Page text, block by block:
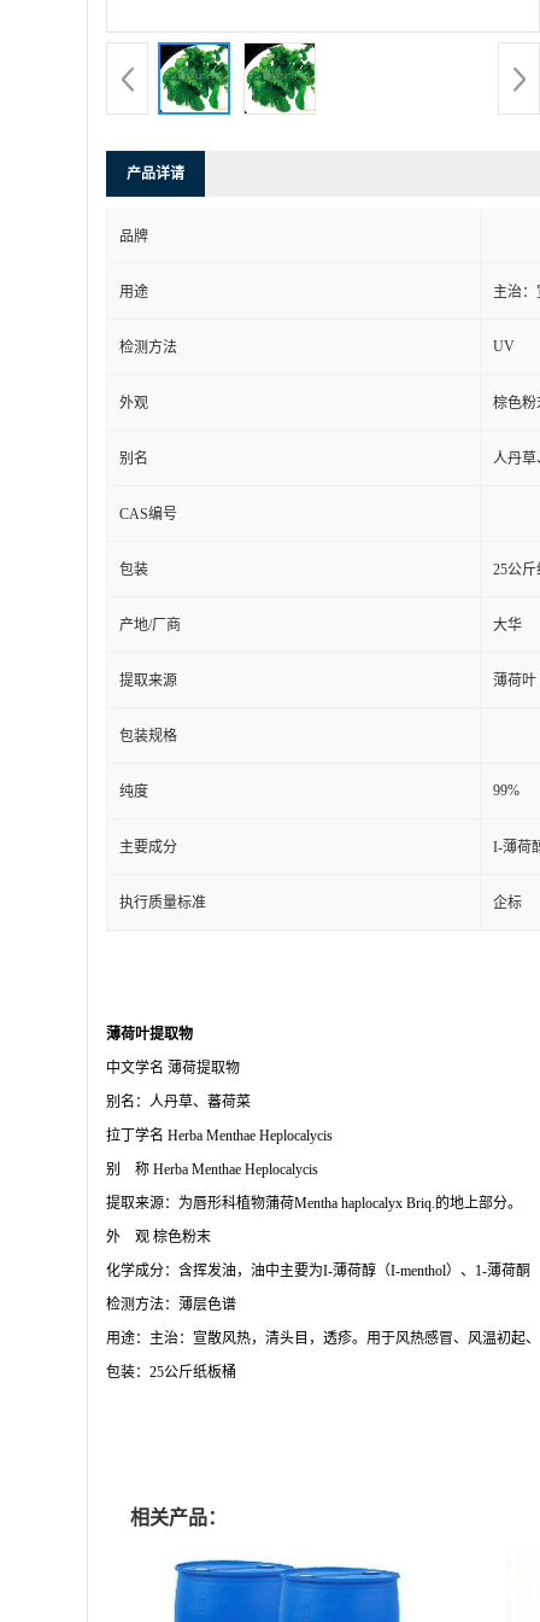
产品详请
品牌
用途 主治
检测方法 UV
外观 棕色粉
别名 人丹草
CAS编号
包装 25公
产地/厂商 大华
提取来源 薄荷叶
包装规格
纯度 99%
主要成分 I-薄荷
执行质量标准 企标
薄荷叶提取物
中文学名 薄荷提取物
别名：人丹草、蕃荷菜
拉丁学名 Herba Menthae Heplocalycis
别
称 Herba Menthae Heplocalycis
提取来源：为唇形科植物蒲荷Mentha haplocalyx Briq.的地上部分。
外
观 棕色粉末
化学成分：含挥发油，油中主要为I-薄荷醇（I-menthol）、1-薄荷酮
检测方法：薄层色谱
用途：主治：宣散风热，清头目，透疹。用于风热感冒、风温初起
包装： 25公斤纸板桶
相关产品：